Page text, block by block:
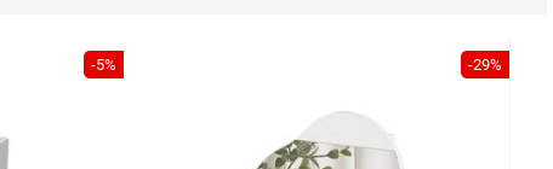
-5% -29%